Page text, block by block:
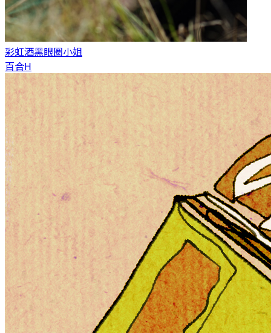
彩虹酒黑眼圈小姐
百合H